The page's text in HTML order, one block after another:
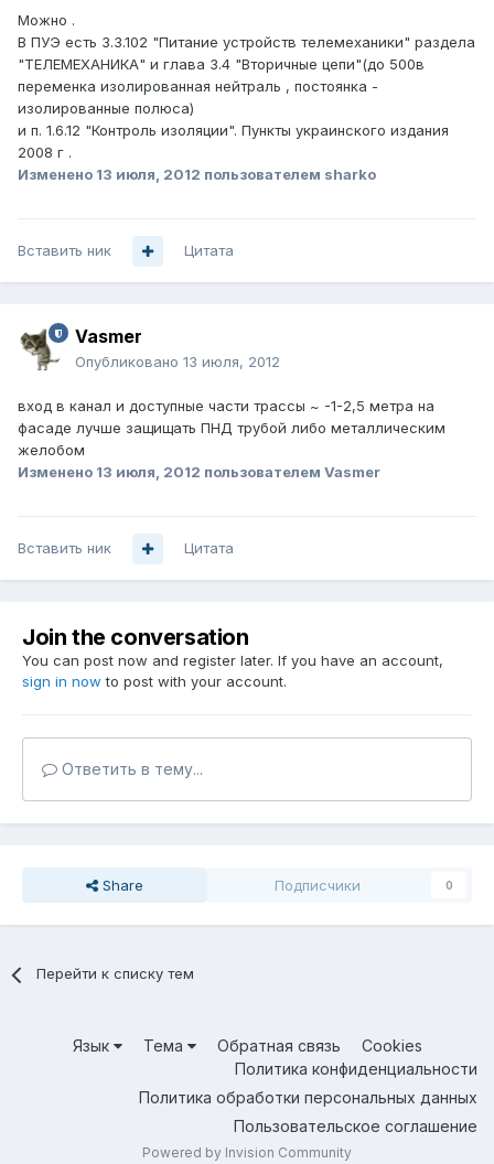
Можно .
В ПУЭ есть 3.3.102 "Питание устройств телемеханики" раздела
"ТЕЛЕМЕХАНИКА" и глава 3.4 "Вторичные цепи"(до 500в
переменка изолированная нейтраль , постоянка -
изолированные полюса)
и п. 1.6.12 "Контроль изоляции". Пункты украинского издания
2008 г .
Изменено 13 июля, 2012 пользователем sharko
Вставить ник Цитата
Vasmer
Опубликовано 13 июля, 2012
вход в канал и доступные части трассы ~ -1-2,5 метра на
фасаде лучше защищать ПНД трубой либо металлическим
желобом
Изменено 13 июля, 2012 пользователем Vasmer
Вставить ник Цитата
Join the conversation
You can post now and register later. If you have an account,
sign in now to post with your account.
Ответить в тему...
Share Подписчики 0
Перейти к списку тем
Язык Тема Обратная связь
Cookies
Политика конфиденциальности
Политика обработки персональных данных
Пользовательское соглашение
Powered by Invision Community